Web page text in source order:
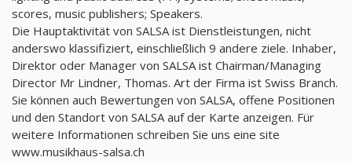
scores, music publishers; Speakers.
Die Hauptaktivität von SALSA ist Dienstleistungen, nicht
anderswo klassifiziert, einschließlich 9 andere ziele. Inhaber,
Direktor oder Manager von SALSA ist Chairman/Managing
Director Mr Lindner, Thomas. Art der Firma ist Swiss Branch.
Sie können auch Bewertungen von SALSA, offene Positionen
und den Standort von SALSA auf der Karte anzeigen. Für
weitere Informationen schreiben Sie uns eine site
www.musikhaus-salsa.ch